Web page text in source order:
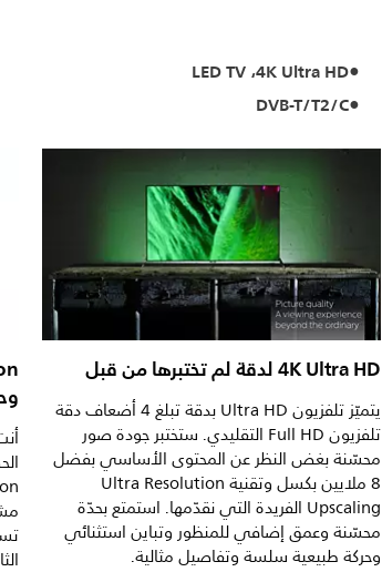
4K Ultra HD، ‏LED TV
DVB-T/T2/C
4K Ultra HD لدقة لم تختبرها من قبل
يتميّز تلفزيون Ultra HD بدقة تبلغ 4 أضعاف دقة
تلفزيون Full HD التقليدي. ستختبر جودة صور
محسّنة بغض النظر عن المحتوى الأساسي بفضل
8 ملايين بكسل وتقنية Ultra Resolution
Upscaling الفريدة التي نقدّمها. استمتع بحدّة
محسّنة وعمق إضافي للمنظور وتباين استثنائي
وحركة طبيعية سلسة وتفاصيل مثالية.